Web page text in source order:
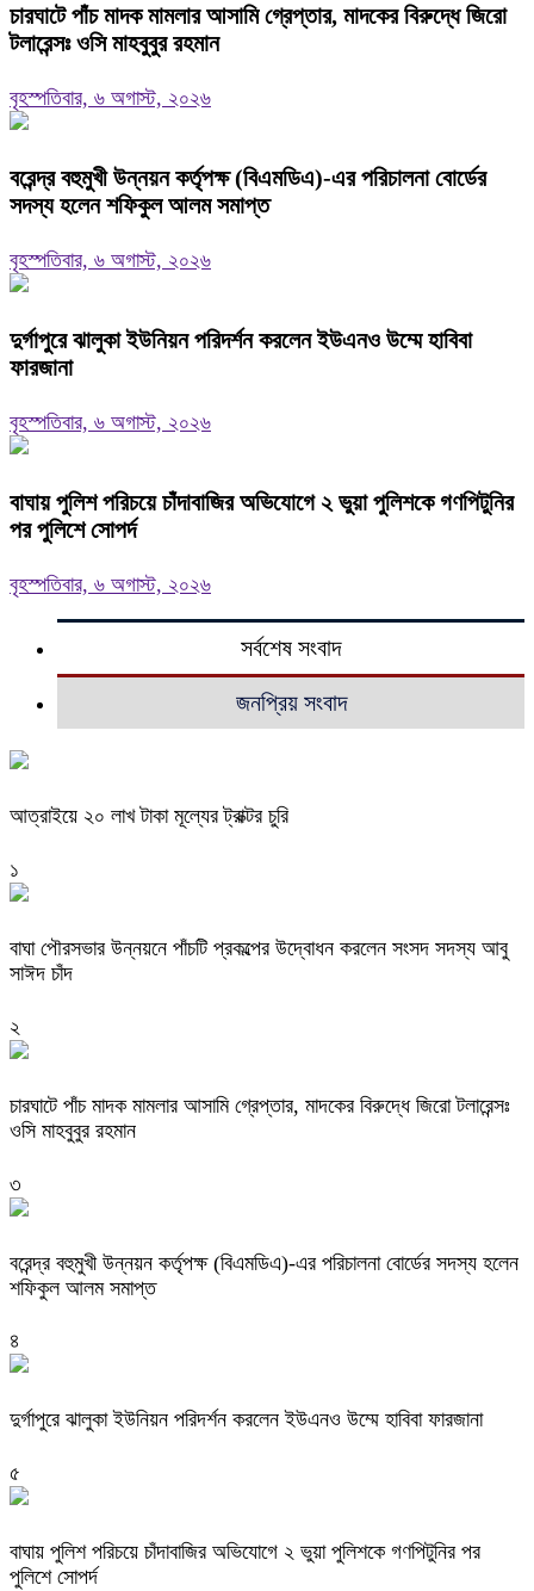
চারঘাটে পাঁচ মাদক মামলার আসামি গ্রেপ্তার, মাদকের বিরুদ্ধে জিরো
টলারেন্সঃ ওসি মাহবুবুর রহমান
বৃহস্পতিবার, ৬ অগাস্ট, ২০২৬
বরেন্দ্র বহুমুখী উন্নয়ন কর্তৃপক্ষ (বিএমডিএ)-এর পরিচালনা বোর্ডের
সদস্য হলেন শফিকুল আলম সমাপ্ত
বৃহস্পতিবার, ৬ অগাস্ট, ২০২৬
দুর্গাপুরে ঝালুকা ইউনিয়ন পরিদর্শন করলেন ইউএনও উম্মে হাবিবা
ফারজানা
বৃহস্পতিবার, ৬ অগাস্ট, ২০২৬
বাঘায় পুলিশ পরিচয়ে চাঁদাবাজির অভিযোগে ২ ভুয়া পুলিশকে গণপিটুনির
পর পুলিশে সোপর্দ
বৃহস্পতিবার, ৬ অগাস্ট, ২০২৬
সর্বশেষ সংবাদ
জনপ্রিয় সংবাদ
আত্রাইয়ে ২০ লাখ টাকা মূল্যের ট্রাক্টর চুরি
১
বাঘা পৌরসভার উন্নয়নে পাঁচটি প্রকল্পের উদ্বোধন করলেন সংসদ সদস্য আবু
সাঈদ চাঁদ
২
চারঘাটে পাঁচ মাদক মামলার আসামি গ্রেপ্তার, মাদকের বিরুদ্ধে জিরো টলারেন্সঃ
ওসি মাহবুবুর রহমান
৩
বরেন্দ্র বহুমুখী উন্নয়ন কর্তৃপক্ষ (বিএমডিএ)-এর পরিচালনা বোর্ডের সদস্য হলেন
শফিকুল আলম সমাপ্ত
৪
দুর্গাপুরে ঝালুকা ইউনিয়ন পরিদর্শন করলেন ইউএনও উম্মে হাবিবা ফারজানা
৫
বাঘায় পুলিশ পরিচয়ে চাঁদাবাজির অভিযোগে ২ ভুয়া পুলিশকে গণপিটুনির পর
পুলিশে সোপর্দ